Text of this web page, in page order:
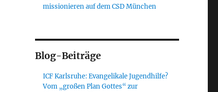
missionieren auf dem CSD München
Blog-Beiträge
ICF Karlsruhe: Evangelikale Jugendhilfe?
Vom „großen Plan Gottes“ zur